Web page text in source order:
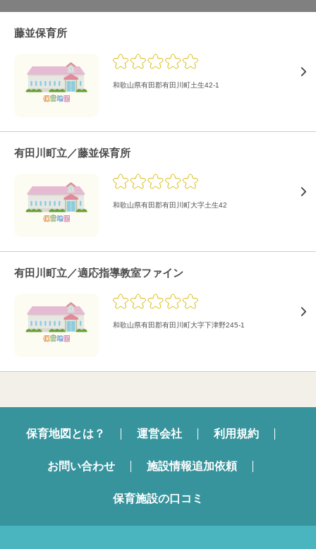
藤並保育所
和歌山県有田郡有田川町土生42-1
有田川町立／藤並保育所
和歌山県有田郡有田川町大字土生42
有田川町立／適応指導教室ファイン
和歌山県有田郡有田川町大字下津野245-1
保育地図とは？ 運営会社 利用規約
お問い合わせ 施設情報追加依頼
保育施設の口コミ